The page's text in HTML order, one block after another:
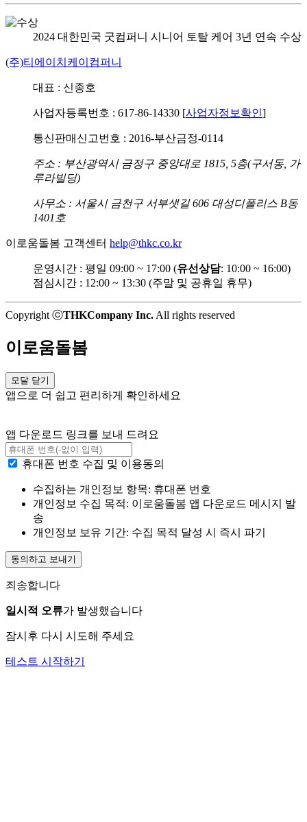
2024 대한민국 굿컴퍼니 시니어 토탈 케어 3년 연속 수상
(주)티에이치케이컴퍼니
대표 : 신종호
사업자등록번호 : 617-86-14330 [사업자정보확인]
통신판매신고번호 : 2016-부산금정-0114
주소 : 부산광역시 금정구 중앙대로 1815, 5층(구서동, 가
루라빌딩)
사무소 : 서울시 금천구 서부샛길 606 대성디폴리스 B동
1401호
이로움돌봄 고객센터 help@thkc.co.kr
운영시간 : 평일 09:00 ~ 17:00 (유선상담: 10:00 ~ 16:00)
점심시간 : 12:00 ~ 13:30 (주말 및 공휴일 휴무)
Copyright ⓒTHKCompany Inc. All rights reserved
이로움돌봄
모달 닫기
앱으로 더 쉽고 편리하게 확인하세요
앱 다운로드 링크를 보내 드려요
휴대폰 번호 수집 및 이용동의
수집하는 개인정보 항목: 휴대폰 번호
개인정보 수집 목적: 이로움돌봄 앱 다운로드 메시지 발
송
개인정보 보유 기간: 수집 목적 달성 시 즉시 파기
동의하고 보내기
죄송합니다
일시적 오류가 발생했습니다
잠시후 다시 시도해 주세요
테스트 시작하기